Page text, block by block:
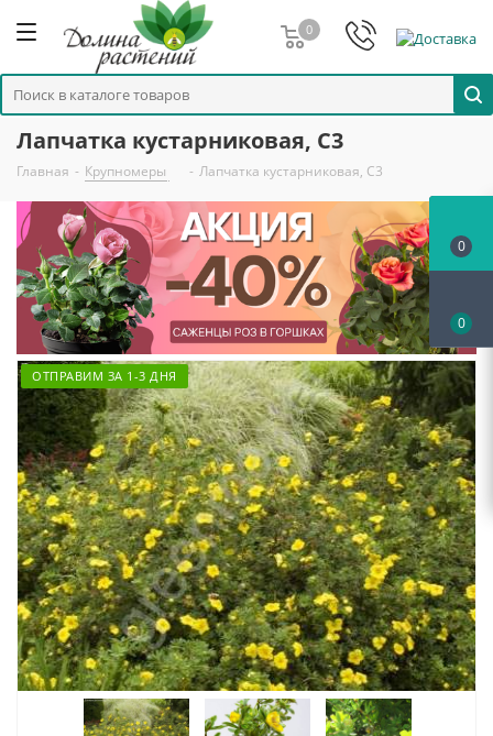
0
Лапчатка кустарниковая, С3
Главная - Крупномеры - Лапчатка кустарниковая, С3
ОТПРАВИМ ЗА 1-3 ДНЯ
0
0